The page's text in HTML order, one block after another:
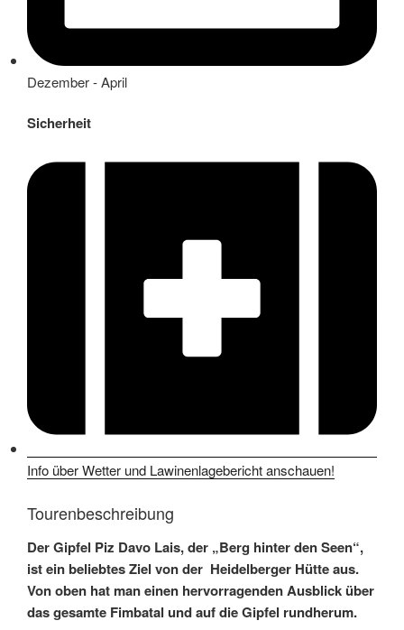
Dezember - April
Sicherheit
Info über Wetter und Lawinenlagebericht anschauen!
Tourenbeschreibung
Der Gipfel Piz Davo Lais, der „Berg hinter den Seen“,
ist ein beliebtes Ziel von der Heidelberger Hütte aus.
Von oben hat man einen hervorragenden Ausblick über
das gesamte Fimbatal und auf die Gipfel rundherum.